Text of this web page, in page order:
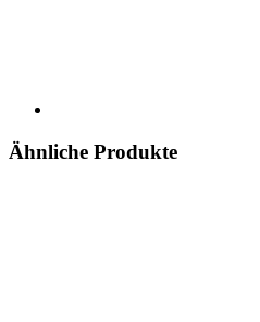
Ähnliche Produkte